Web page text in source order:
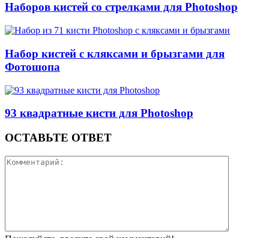
Наборов кистей со стрелками для Photoshop
Набор кистей с кляксами и брызгами для
Фотошопа
93 квадратные кисти для Photoshop
ОСТАВЬТЕ ОТВЕТ